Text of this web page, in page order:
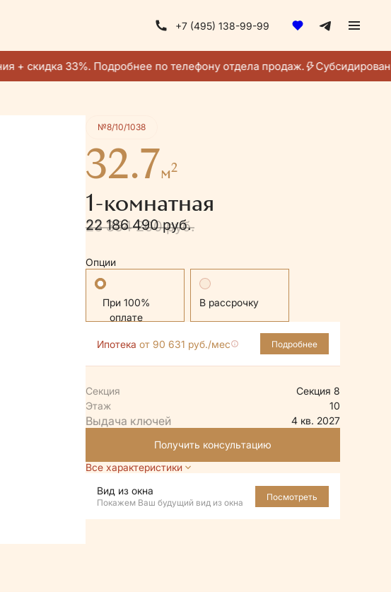
+7 (495) 138-99-99
+ скидка 33%. Подробнее по телефону отдела продаж.
Получить консультацию
№8/10/1038
32.7м2
1-комнатная
23 354 200 руб.
22 186 490 руб.
Опции
Стандартная В рассрочку
Ипотека от 90 631 руб./мес Подробнее
Секция
Секция 8
Этаж
10
4 кв. 2027
Получить консультацию
Все характеристики
Вид из окна
Покажем Ваш будущий вид из окна
Посмотреть